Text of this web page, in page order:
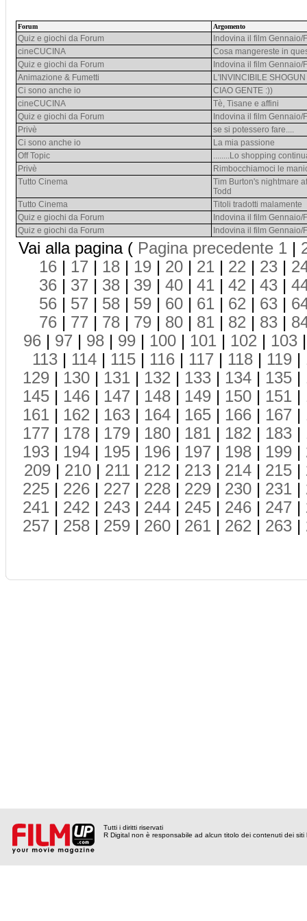
Forum Argomento
Quiz e giochi da Forum
Indovina il film Gennaio/
cineCUCINA
Cosa mangereste in
Quiz e giochi da Forum
Indovina il film Gennaio/
Animazione & Fumetti
L'INVINCIBILE SHOGUN
Ci sono anche io
CIAO GENTE :))
cineCUCINA
Tè, Tisane e affini
Quiz e giochi da Forum
Indovina il film Gennaio/
Privè
se si potessero fare....
Ci sono anche io
La mia passione
Off Topic
........Lo shopping
Privè
Rimbocchiamoci le
Tutto Cinema
Tim Burton's nightmare
Todd
Tutto Cinema
Titoli tradotti malamente
Quiz e giochi da Forum
Indovina il film Gennaio/
Quiz e giochi da Forum
Indovina il film Gennaio/
Vai alla pagina ( Pagina precedente 1 |
16 | 17 | 18 | 19 | 20 | 21 | 22 | 23 |
36 | 37 | 38 | 39 | 40 | 41 | 42 | 43 |
56 | 57 | 58 | 59 | 60 | 61 | 62 | 63 |
76 | 77 | 78 | 79 | 80 | 81 | 82 | 83 |
96 | 97 | 98 | 99 | 100 | 101 | 102 | 103
113 | 114 | 115 | 116 | 117 | 118 | 119 |
129 | 130 | 131 | 132 | 133 | 134 | 135 |
145 | 146 | 147 | 148 | 149 | 150 | 151 |
161 | 162 | 163 | 164 | 165 | 166 | 167 |
177 | 178 | 179 | 180 | 181 | 182 | 183 |
193 | 194 | 195 | 196 | 197 | 198 | 199 |
209 | 210 | 211 | 212 | 213 | 214 | 215 |
225 | 226 | 227 | 228 | 229 | 230 | 231 |
241 | 242 | 243 | 244 | 245 | 246 | 247 |
257 | 258 | 259 | 260 | 261 | 262 | 263 |
Tutti i diritti riservati
R Digital non è responsabile ad alcun titolo dei contenuti dei siti